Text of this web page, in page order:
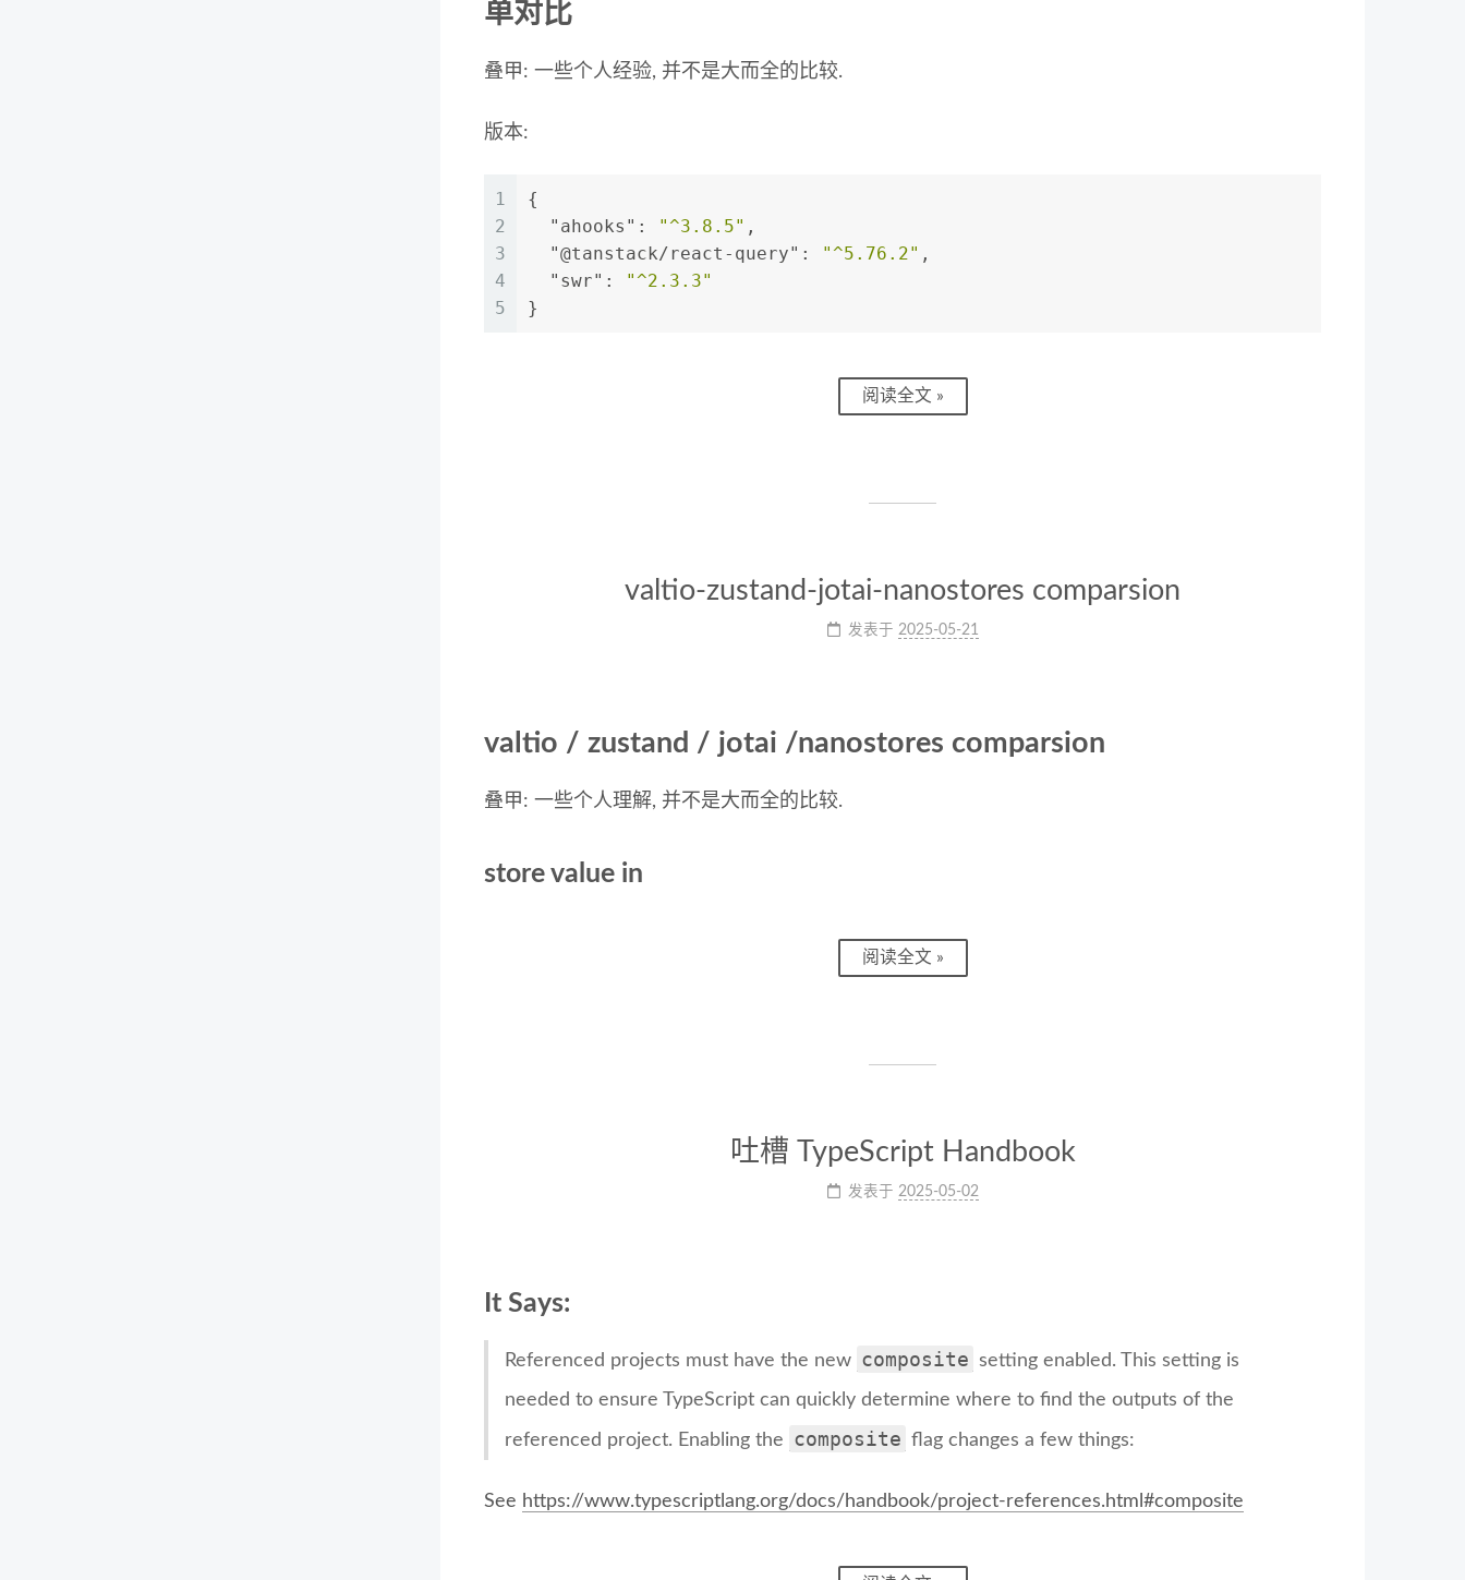
单对比
叠甲: 一些个人经验, 并不是大而全的比较.
版本:
1
2
3
4
5
{
"ahooks" : "^3.8.5" ,
"@tanstack/react-query" : "^5.76.2" ,
"swr" :
"^2.3.3"
}
阅读全文 »
valtio-zustand-jotai-nanostores comparsion
发表于 2025-05-21
valtio / zustand / jotai /nanostores comparsion
叠甲: 一些个人理解, 并不是大而全的比较.
store value in
阅读全文 »
吐槽 TypeScript Handbook
发表于 2025-05-02
It Says:
Referenced projects must have the new composite setting enabled. This setting is
needed to ensure TypeScript can quickly determine where to find the outputs of the
referenced project. Enabling the composite flag changes a few things:
See https://www.typescriptlang.org/docs/handbook/project-references.html#composite